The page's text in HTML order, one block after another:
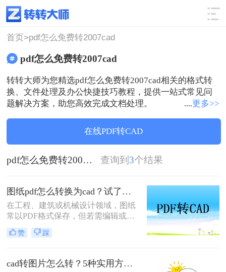
使用技巧 筛选
首页>pdf怎么免费转2007cad
pdf怎么免费转2007cad
转转大师为您精选pdf怎么免费转2007cad相关的格式转
换、文件处理及办公快捷技巧教程，提供一站式常见问
题解决方案，助您高效完成文档处理。
....更多>>
在线PDF转CAD
pdf怎么免费转2007cad 查询到 3个结果
图纸pdf怎么转换为cad？试了几个办法，确实能用！
在工程、建筑或机械设计领域，图纸
常以PDF格式保存，但若需编辑或修
改，需将其转换为CAD格式（如
DWG或DXF）。那么图纸pdf怎么转
法，帮助您完成转换。
赞 踩
cad转图片怎么转？5种实用方法详解！